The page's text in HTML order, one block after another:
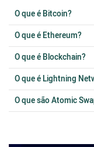
O que é Bitcoin?
O que é Ethereum?
O que é Blockchain?
O que é Lightning
O que são Atomic